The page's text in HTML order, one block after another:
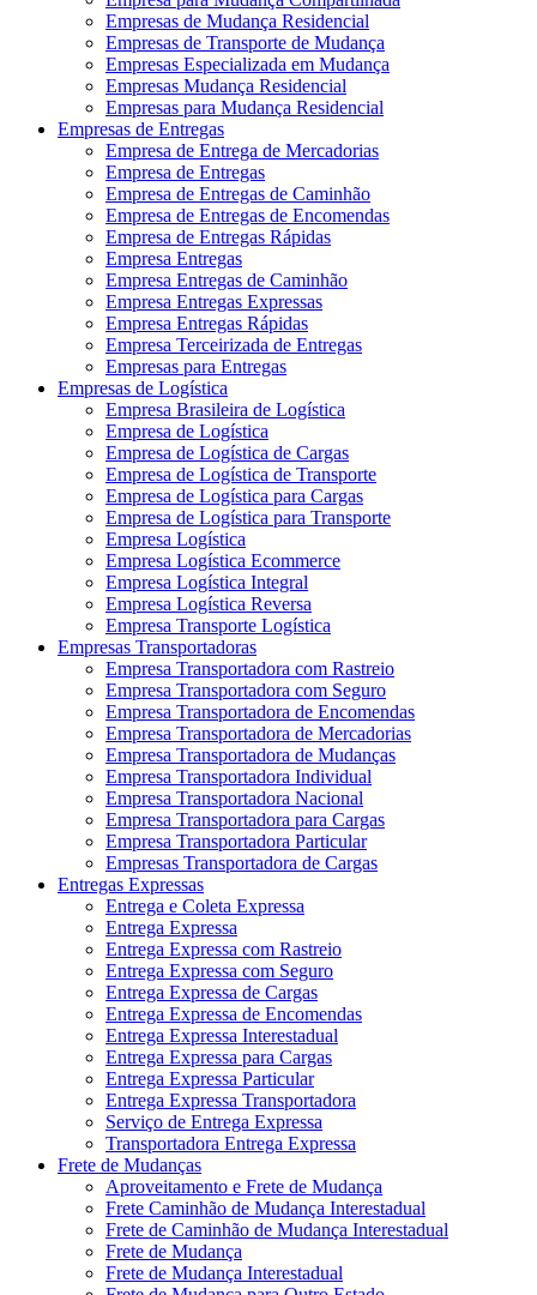
Empresas de Mudança Residencial
Empresas de Transporte de Mudança
Empresas Especializada em Mudança
Empresas Mudança Residencial
Empresas para Mudança Residencial
Empresas de Entregas
Empresa de Entrega de Mercadorias
Empresa de Entregas
Empresa de Entregas de Caminhão
Empresa de Entregas de Encomendas
Empresa de Entregas Rápidas
Empresa Entregas
Empresa Entregas de Caminhão
Empresa Entregas Expressas
Empresa Entregas Rápidas
Empresa Terceirizada de Entregas
Empresas para Entregas
Empresas de Logística
Empresa Brasileira de Logística
Empresa de Logística
Empresa de Logística de Cargas
Empresa de Logística de Transporte
Empresa de Logística para Cargas
Empresa de Logística para Transporte
Empresa Logística
Empresa Logística Ecommerce
Empresa Logística Integral
Empresa Logística Reversa
Empresa Transporte Logística
Empresas Transportadoras
Empresa Transportadora com Rastreio
Empresa Transportadora com Seguro
Empresa Transportadora de Encomendas
Empresa Transportadora de Mercadorias
Empresa Transportadora de Mudanças
Empresa Transportadora Individual
Empresa Transportadora Nacional
Empresa Transportadora para Cargas
Empresa Transportadora Particular
Empresas Transportadora de Cargas
Entregas Expressas
Entrega e Coleta Expressa
Entrega Expressa
Entrega Expressa com Rastreio
Entrega Expressa com Seguro
Entrega Expressa de Cargas
Entrega Expressa de Encomendas
Entrega Expressa Interestadual
Entrega Expressa para Cargas
Entrega Expressa Particular
Entrega Expressa Transportadora
Serviço de Entrega Expressa
Transportadora Entrega Expressa
Frete de Mudanças
Aproveitamento e Frete de Mudança
Frete Caminhão de Mudança Interestadual
Frete de Caminhão de Mudança Interestadual
Frete de Mudança
Frete de Mudança Interestadual